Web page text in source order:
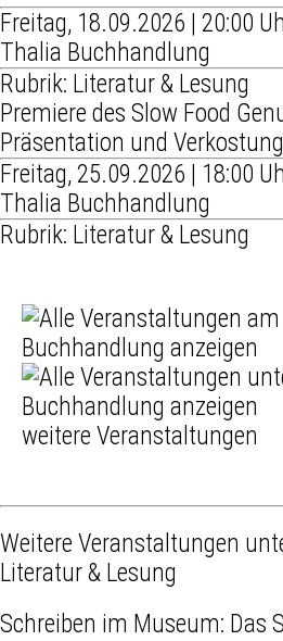
Freitag, 18.09.2026 | 20:00
Thalia Buchhandlung
Rubrik: Literatur & Lesung
Premiere des Slow Food
Präsentation und Verkostung
Freitag, 25.09.2026 | 18:00
Thalia Buchhandlung
Rubrik: Literatur & Lesung
weitere Veranstaltungen
Weitere Veranstaltungen
Literatur & Lesung
Schreiben im Museum: Das